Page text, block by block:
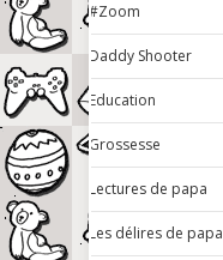
#Zoom
Daddy Shooter
Education
Grossesse
Lectures de papa
Les délires de papa